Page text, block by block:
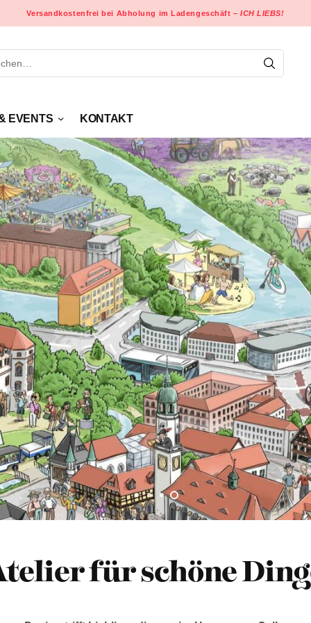
Versandkostenfrei bei Abholung im Ladengeschäft –ICH LIEBS!
EVENTS KONTAKT
&
für schöne